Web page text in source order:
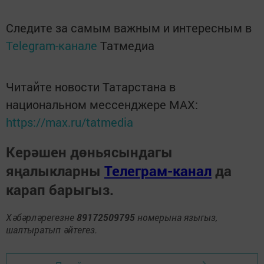
Следите за самым важным и интересным в
Telegram-канале Татмедиа
Читайте новости Татарстана в
национальном мессенджере MАХ:
https://max.ru/tatmedia
Керәшен дөньясындагы
яңалыкларны Телеграм-канал да
карап барыгыз.
Хәбәрләрегезне 89172509795 номерына языгыз,
шалтыратып әйтегез.